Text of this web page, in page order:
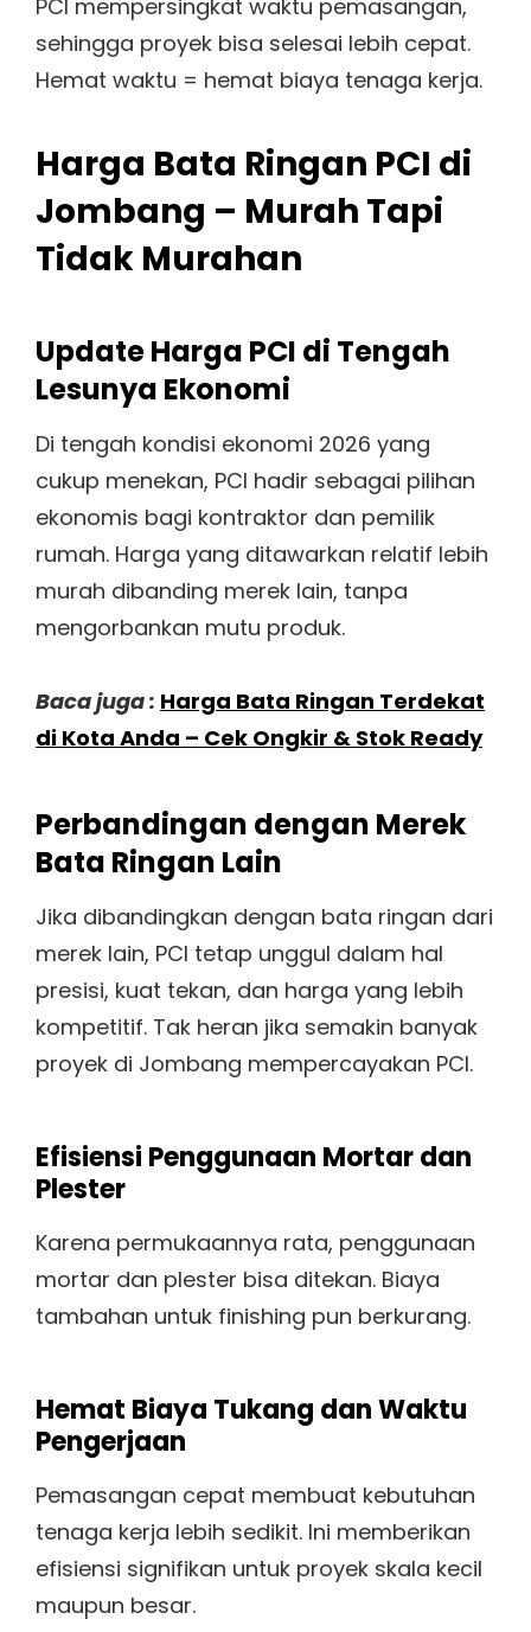
PCI mempersingkat waktu pemasangan,
sehingga proyek bisa selesai lebih cepat.
Hemat waktu = hemat biaya tenaga kerja.
Harga Bata Ringan PCI di
Jombang – Murah Tapi
Tidak Murahan
Update Harga PCI di Tengah
Lesunya Ekonomi
Di tengah kondisi ekonomi 2026 yang
cukup menekan, PCI hadir sebagai pilihan
ekonomis bagi kontraktor dan pemilik
rumah. Harga yang ditawarkan relatif lebih
murah dibanding merek lain, tanpa
mengorbankan mutu produk.
Baca juga : Harga Bata Ringan Terdekat
di Kota Anda – Cek Ongkir & Stok Ready
Perbandingan dengan Merek
Bata Ringan Lain
Jika dibandingkan dengan bata ringan dari
merek lain, PCI tetap unggul dalam hal
presisi, kuat tekan, dan harga yang lebih
kompetitif. Tak heran jika semakin banyak
proyek di Jombang mempercayakan PCI.
Efisiensi Penggunaan Mortar dan
Plester
Karena permukaannya rata, penggunaan
mortar dan plester bisa ditekan. Biaya
tambahan untuk finishing pun berkurang.
Hemat Biaya Tukang dan Waktu
Pengerjaan
Pemasangan cepat membuat kebutuhan
tenaga kerja lebih sedikit. Ini memberikan
efisiensi signifikan untuk proyek skala kecil
maupun besar.